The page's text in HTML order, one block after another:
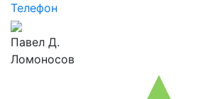
Телефон
Павел Д.
Ломоносов